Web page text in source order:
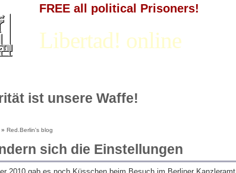
FREE all political Prisoners!
Libertad! online
ist unsere Waffe!
» Red.Berlin's blog
sich die Einstellungen